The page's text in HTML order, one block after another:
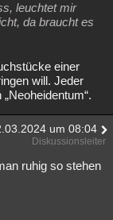
leuchtet mir
da braucht es
einer
will. Jeder
um 08:04
Diskussionsleiter
ruhig so stehen